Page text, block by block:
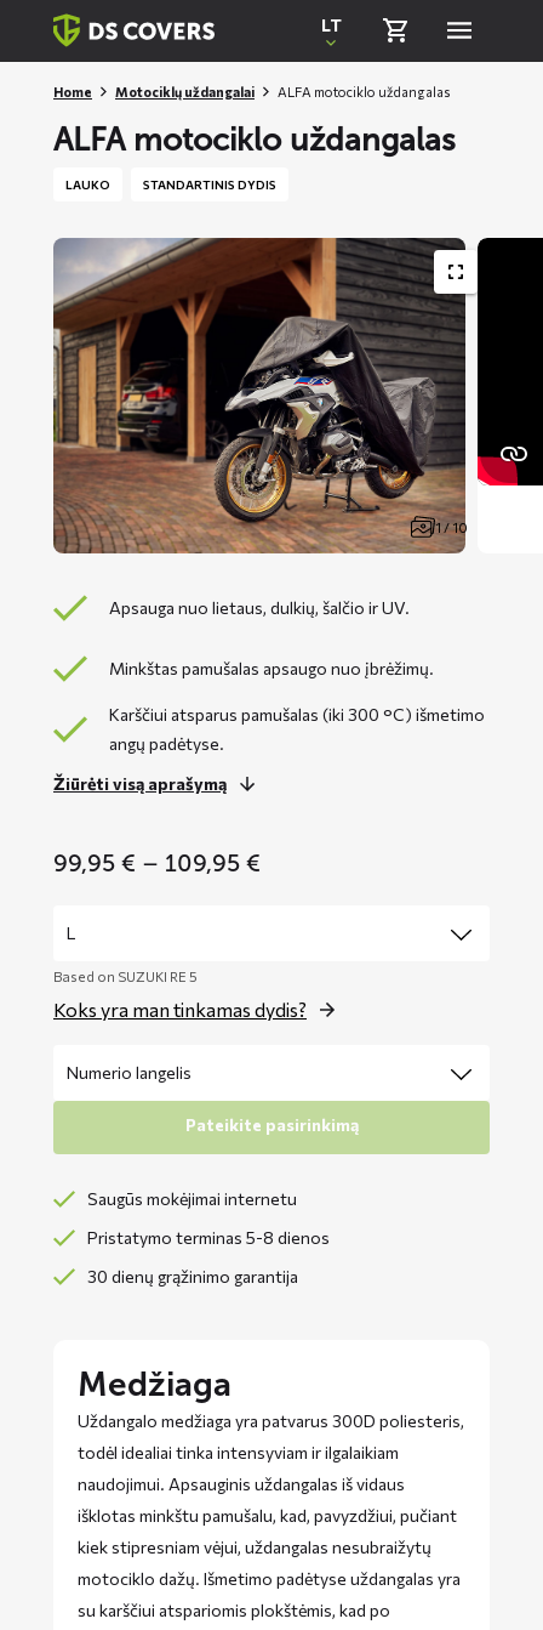
Skiplinks
LT
Home Motociklų uždangalai ALFA motociklo uždangalas
ALFA motociklo uždangalas
LAUKO STANDARTINIS DYDIS
1 / 10
Apsauga nuo lietaus, dulkių, šalčio ir UV.
Minkštas pamušalas apsaugo nuo įbrėžimų.
Karščiui atsparus pamušalas (iki 300 °C) išmetimo
angų padėtyse.
Žiūrėti visą aprašymą
99,95 € – 109,95 €
Based on SUZUKI RE 5
Koks yra man tinkamas dydis?
Pateikite pasirinkimą
Saugūs mokėjimai internetu
Pristatymo terminas 5-8 dienos
30 dienų grąžinimo garantija
Medžiaga
Uždangalo medžiaga yra patvarus 300D poliesteris,
todėl idealiai tinka intensyviam ir ilgalaikiam
naudojimui. Apsauginis uždangalas iš vidaus
išklotas minkštu pamušalu, kad, pavyzdžiui, pučiant
kiek stipresniam vėjui, uždangalas nesubraižytų
motociklo dažų. Išmetimo padėtyse uždangalas yra
su karščiui atspariomis plokštėmis, kad po